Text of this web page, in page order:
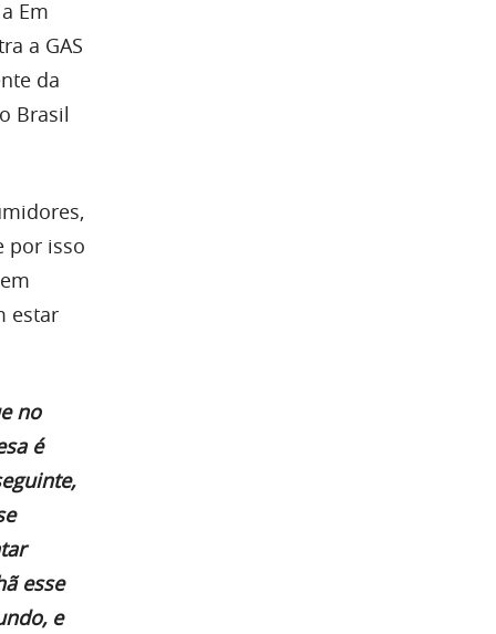
Em
a GAS
da
Brasil
por isso
estar
no
é
esse
e